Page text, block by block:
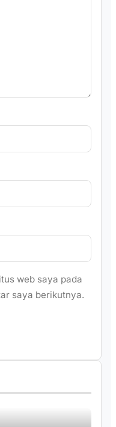
web saya pada
saya berikutnya.